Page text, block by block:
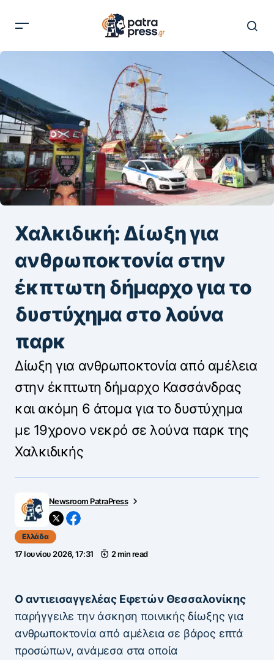
Χαλκιδική: Δίωξη για
ανθρωποκτονία στην
έκπτωτη δήμαρχο για το
δυστύχημα στο λούνα
παρκ
Δίωξη για ανθρωποκτονία από αμέλεια
στην έκπτωτη δήμαρχο Κασσάνδρας
και ακόμη 6 άτομα για το δυστύχημα
με 19χρονο νεκρό σε λούνα παρκ της
Χαλκιδικής
Newsroom PatraPress
Ελλάδα
17 Ιουνίου 2026, 17:31 2 min read
Ο αντιεισαγγελέας Εφετών Θεσσαλονίκης
παρήγγειλε την άσκηση ποινικής δίωξης για
ανθρωποκτονία από αμέλεια σε βάρος επτά
προσώπων, ανάμεσα στα οποία